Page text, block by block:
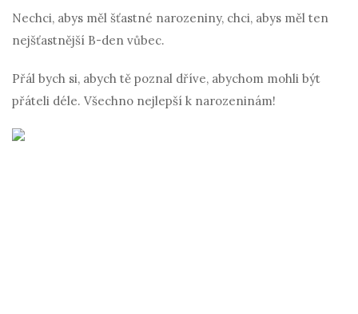
Nechci, abys měl šťastné narozeniny, chci, abys měl ten
nejšťastnější B-den vůbec.
Přál bych si, abych tě poznal dříve, abychom mohli být
přáteli déle. Všechno nejlepší k narozeninám!